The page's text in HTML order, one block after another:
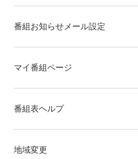
番組お知らせメール設定
マイ番組ページ
番組表ヘルプ
地域変更